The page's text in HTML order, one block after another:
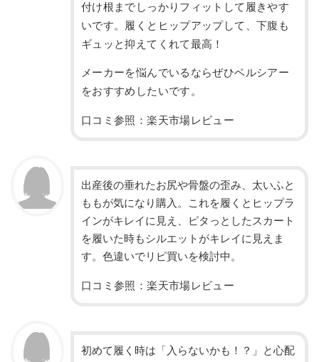
付け根までしっかりフィットして履きやす
いです。履くとヒップアップして、下腹も
ギュッと抑えてくれて最高！
メーカーを悩んでいるならぜひベルシアー
をおすすめしたいです。
口コミ参照：楽天市場レビュー
出産後の垂れたお尻や骨盤の歪み、太いふと
ももが気になり購入。これを履くとヒップラ
インがキレイに見え、ピタっとしたスカート
を履いた時もシルエットがキレイに見えま
す。色違いでリピ買いを検討中。
口コミ参照：楽天市場レビュー
初めて履く時は「入らないかも！？」と心配